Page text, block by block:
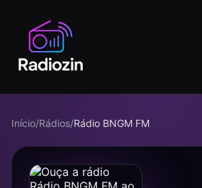
Início/Rádios/Rádio BNGM FM